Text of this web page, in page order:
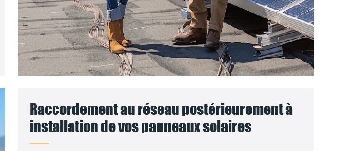
Raccordement au réseau postérieurement à
installation de vos panneaux solaires